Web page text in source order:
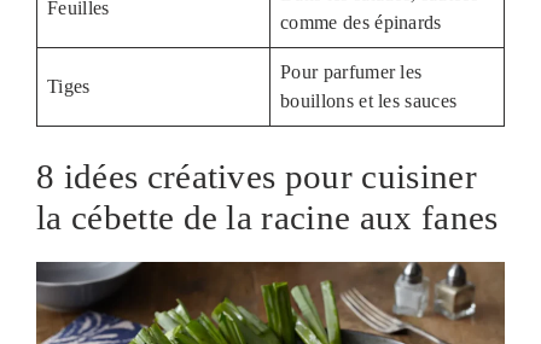
Feuilles
comme des épinards
Tiges
Pour parfumer les
bouillons et les sauces
8 idées créatives pour cuisiner
la cébette de la racine aux fanes